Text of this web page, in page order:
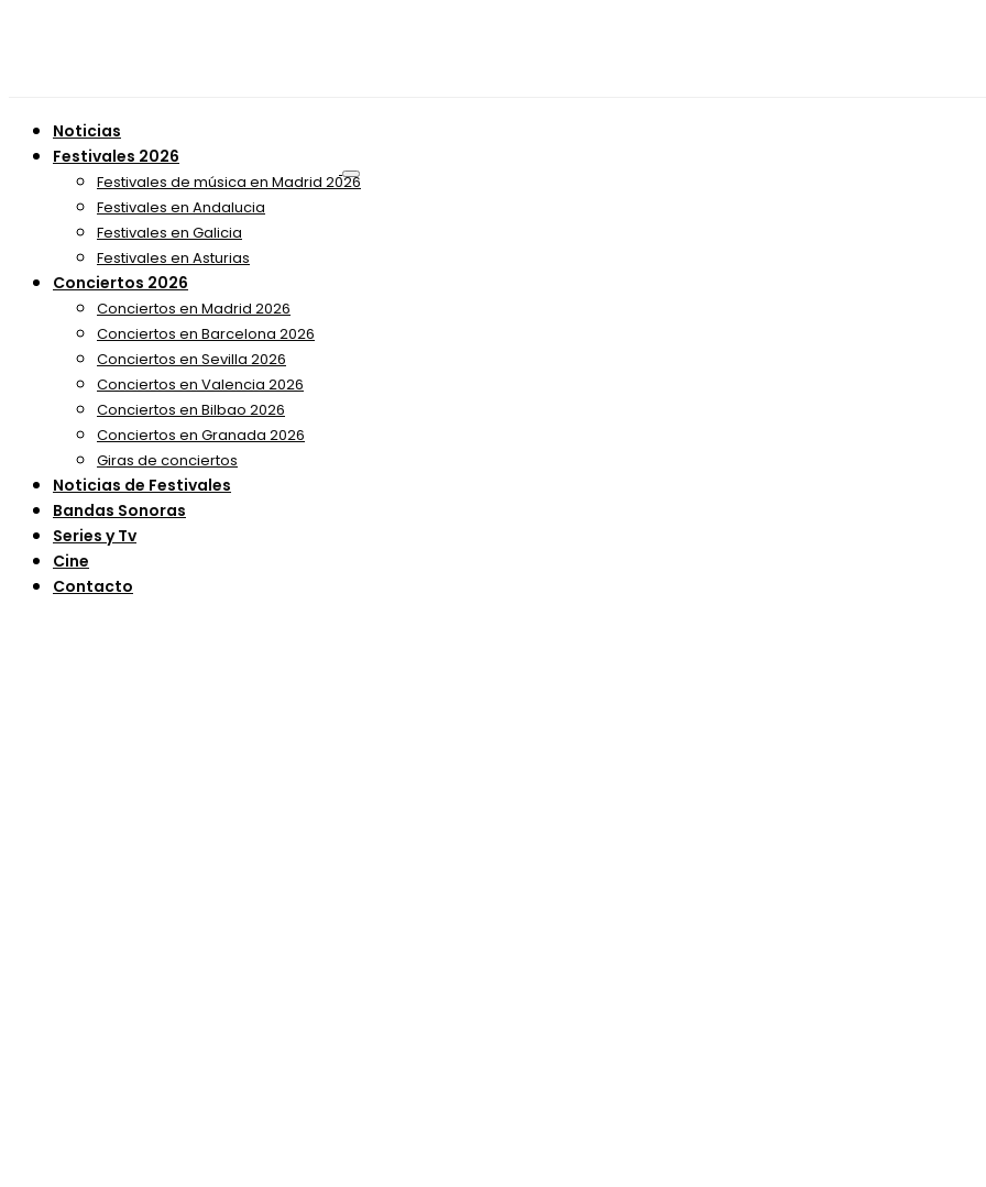
Noticias
Festivales 2026
Festivales de música en Madrid 2026
Festivales en Andalucia
Festivales en Galicia
Festivales en Asturias
Conciertos 2026
Conciertos en Madrid 2026
Conciertos en Barcelona 2026
Conciertos en Sevilla 2026
Conciertos en Valencia 2026
Conciertos en Bilbao 2026
Conciertos en Granada 2026
Giras de conciertos
Noticias de Festivales
Bandas Sonoras
Series y Tv
Cine
Contacto